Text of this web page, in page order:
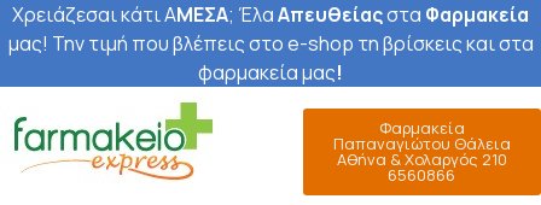
Χρειάζεσαι κάτι ΑΜΕΣΑ; ΈλαΑπευθείαςστα Φαρμακεία
μας! Την τιμή που βλέπεις στο e-shop τη βρίσκεις και στα
φαρμακεία μας!
Φαρμακεία
Παπαναγιώτου Θάλεια
Αθήνα & Χολαργός 210
6560866